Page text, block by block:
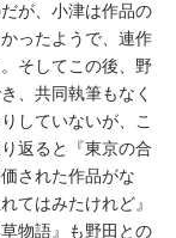
が、小津は作品の
ったようで、連作
そしてこの後、野
、共同執筆もなく
していないが、こ
返ると『東京の合
された作品がな
てはみたけれど』
物語』も野田との